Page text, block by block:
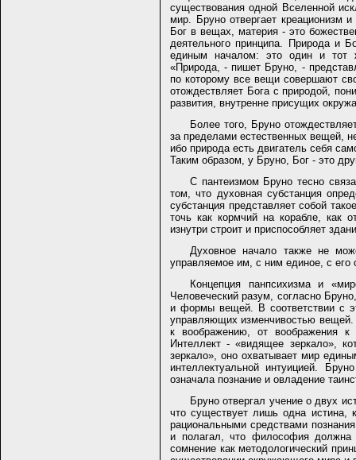
существования одной Вселенной
мир. Бруно отвергает креационизм
Бог в вещах, материя - это
деятельного принципа. Природа и
единым началом: это один и тот
«Природа, - пишет Бруно, -
по которому все вещи совершают
отождествляет Бога с природой,
развития, внутренне присущих
Более того, Бруно
за пределами естественных вещей,
ибо природа есть двигатель себя
Таким образом, у Бруно, Бог - это
С пантеизмом Бруно тесно
том, что духовная субстанция
субстанция представляет собой
точь как кормчий на корабле, как
изнутри строит и приспособляет
Духовное начало также не
управляемое им, с ним единое, с его
Концепция панпсихизма и
Человеческий разум, согласно
и формы вещей. В соответствии с
управляющих изменчивостью
к воображению, от воображения к
Интеллект - «видящее зеркало»,
зеркало», оно охватывает мир
интеллектуальной интуицией.
означала познание и овладение
Бруно отвергал учение о двух
что существует лишь одна истина,
рациональными средствами
и полагал, что философия должна
сомнение как методологический